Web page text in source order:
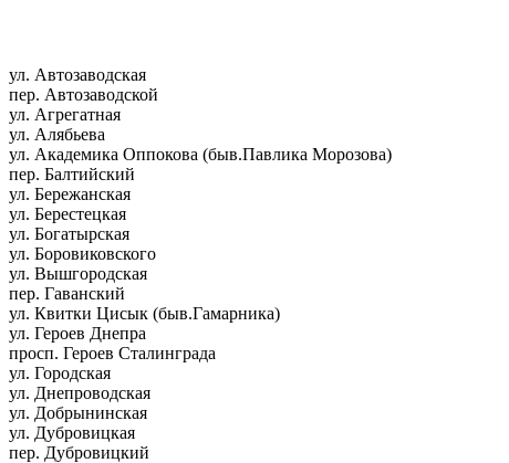
ул. Автозаводская
пер. Автозаводской
ул. Агрегатная
ул. Алябьева
ул. Академика Оппокова (быв.Павлика Морозова)
пер. Балтийский
ул. Бережанская
ул. Берестецкая
ул. Богатырская
ул. Боровиковского
ул. Вышгородская
пер. Гаванский
ул. Квитки Цисык (быв.Гамарника)
ул. Героев Днепра
просп. Героев Сталинграда
ул. Городская
ул. Днепроводская
ул. Добрынинская
ул. Дубровицкая
пер. Дубровицкий